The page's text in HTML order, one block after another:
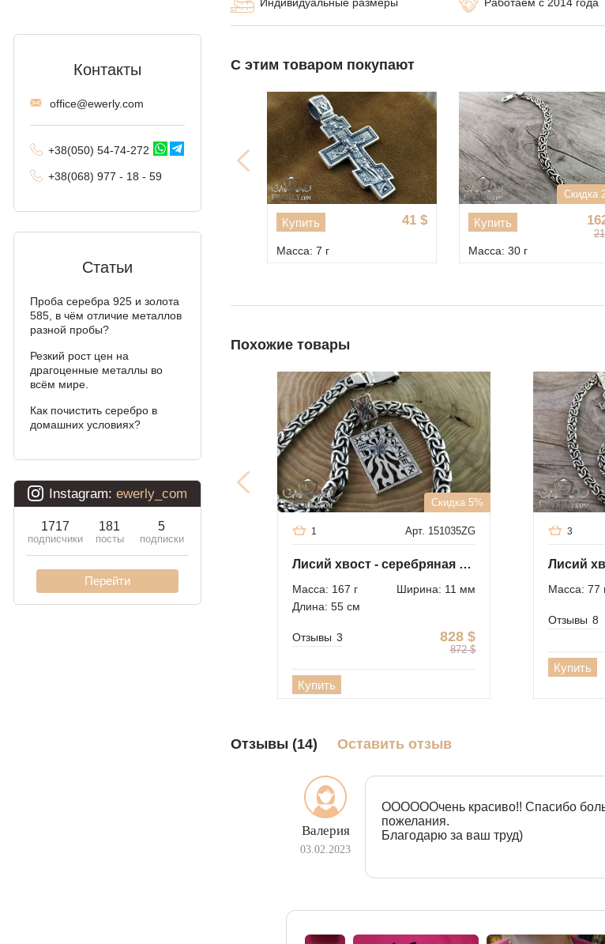
(Валькирия, Малайзия)
якорное
Трактор (двойное
панцирное)
Фантом (Рамзес и
Колос
Мальвина
Арабский бисмарк с
камнями
Фараон (двойное
якорное)
Арабский бисмарк
Двойной бисмарк
Двойной рамзес
Десятка (двойное
панцирное)
Контакты
office@ewerly.com
+38(050) 54-74-272
+38(068) 977 - 18 - 59
Статьи
Проба серебра 925 и золота
585, в чём отличие металлов
разной пробы?
Резкий рост цен на
драгоценные металлы во
всём мире.
Как почистить серебро в
домашних условиях?
С этим товаром покупают
215 $
$ $
Масса: 24 г Масса: 20 г
Похожие товары
Скидка 5%
Арт. 151035ZG
1
Лисий хвост - серебряная цепь c подвеской
Масса: 167 г
Ширина: 11 мм
Длина: 55 см
828 $
872 $
Отзывы 3
Купить
3
Масса: 77
Отзывы 8
Купить
Отзывы (14) Оставить отзыв
Валерия
03.02.2023
ООООООчень красиво!! Спасибо
пожелания.
Благодарю за ваш труд)